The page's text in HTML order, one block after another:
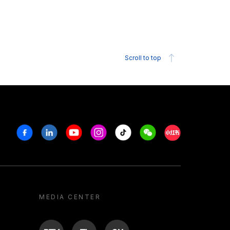
Scroll to top
FacebookLinkedinYoutubeInstagram
Tiktok WeechatXiaohongshu/
MEDIA CENTER
BTV TL ON